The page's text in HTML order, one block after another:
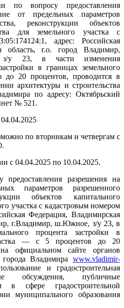
по вопросу предоставления
от предельных параметров
реконструкции объектов
для земельного участка с
адрес: Российская
область, г.о. город Владимир,
у 23, в части изменения
в границах земельного
20 процентов, проводится в
архитектуры и строительства
по адресу: Октябрьский
№ 521.
по вторникам и четвергам с
с 04.04.2025 по 10.04.2025.
предоставления разрешения на
параметров разрешенного
объектов капитального
участка с кадастровым номером
Федерация, Владимирская
г.Владимир, ш.Южное, з/у 23, в
процента застройки в
— с 5 процентов до 20
официальном сайте органов
города Владимира www.vladimir-
и градостроительная
обсуждения, публичные
сфере градостроительной
муниципального образования